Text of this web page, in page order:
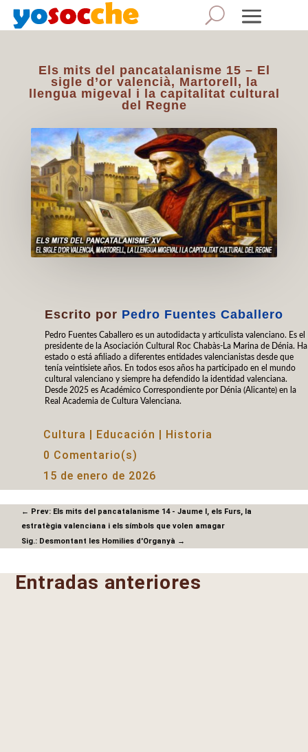
Els mits del pancatalanisme 15 – El
sigle d’or valencià, Martorell, la
llengua migeval i la capitalitat cultural
del Regne
Escrito por Pedro Fuentes Caballero
Pedro Fuentes Caballero es un autodidacta y articulista valenciano. Es el
presidente de la Asociación Cultural Roc Chabàs-La Marina de Dénia. Ha
estado o está afiliado a diferentes entidades valencianistas desde que
tenía veintisiete años. En todos esos años ha participado en el mundo
cultural valenciano y siempre ha defendido la identidad valenciana.
Desde 2025 es Académico Correspondiente por Dénia (Alicante) en la
Real Academia de Cultura Valenciana.
Cultura | Educación | Historia
0 Comentario(s)
15 de enero de 2026
← Prev: Els mits del pancatalanisme 14 - Jaume I, els Furs, la
estratègia valenciana i els símbols que volen amagar
Sig.: Desmontant les Homilies d'Organyà →
Entradas anteriores